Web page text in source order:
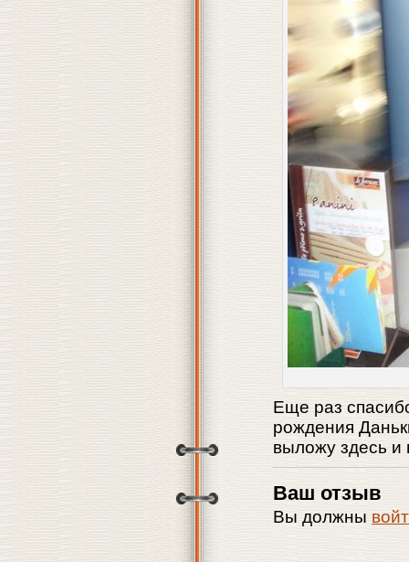
Еще раз
рождения
выложу здесь и
Ваш отзыв
Вы должны